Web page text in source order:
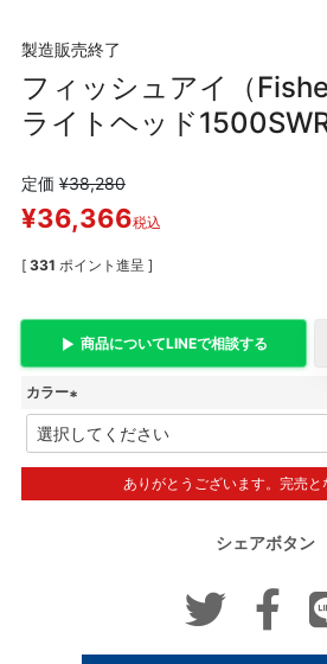
製造販売終了
フィッシュアイ（
ライトヘッド
定価 ¥38,280
¥36,366税込
[ 331 ポイント進呈 ]
商品についてLINEで相談する
カラー
(
必
須
ありがとうございます。完売と
シェアボタン